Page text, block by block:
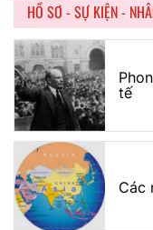
HỒ SƠ - SỰ KIỆN -
tế
Các